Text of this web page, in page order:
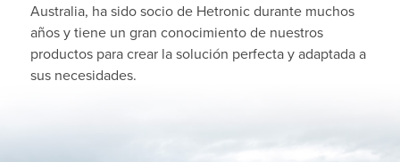
Australia, ha sido socio de Hetronic durante muchos
años y tiene un gran conocimiento de nuestros
productos para crear la solución perfecta y adaptada a
sus necesidades.